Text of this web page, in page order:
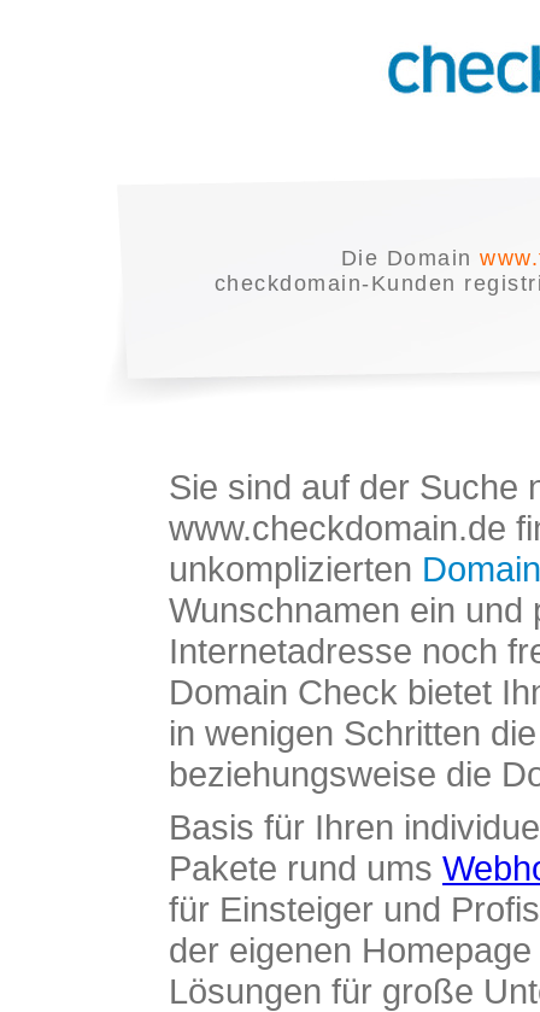
Die Domain
checkdomain-Kunden
Sie sind auf der Suche
www.checkdomain.de
unkomplizierten
Wunschnamen ein und
Internetadresse noch
Domain Check bietet
in wenigen Schritten
beziehungsweise die
Basis für Ihren
Pakete rund ums
für Einsteiger und
der eigenen
Lösungen für große